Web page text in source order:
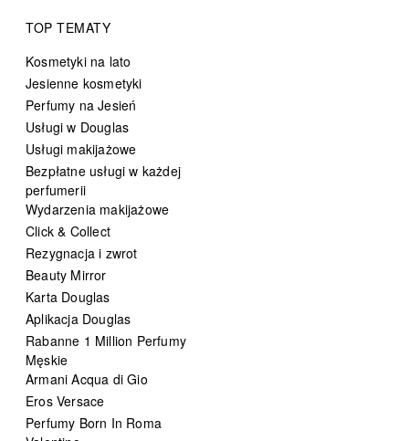
TOP TEMATY
Kosmetyki na lato
Jesienne kosmetyki
Perfumy na Jesień
Usługi w Douglas
Usługi makijażowe
Bezpłatne usługi w każdej
perfumerii
Wydarzenia makijażowe
Click & Collect
Rezygnacja i zwrot
Beauty Mirror
Karta Douglas
Aplikacja Douglas
Rabanne 1 Million Perfumy
Męskie
Armani Acqua di Gio
Eros Versace
Perfumy Born In Roma